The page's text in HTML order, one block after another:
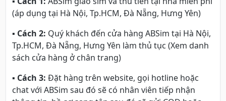
(áp dụng tại Hà Nội, Tp.HCM, Đà Nẵng, Hưng Yên)
▪ Cách 2: Quý khách đến cửa hàng ABSim tại Hà Nội,
Tp.HCM, Đà Nẵng, Hưng Yên làm thủ tục (Xem danh
sách cửa hàng ở chân trang)
▪ Cách 3: Đặt hàng trên website, gọi hotline hoặc
chat với ABSim sau đó sẽ có nhân viên tiếp nhận